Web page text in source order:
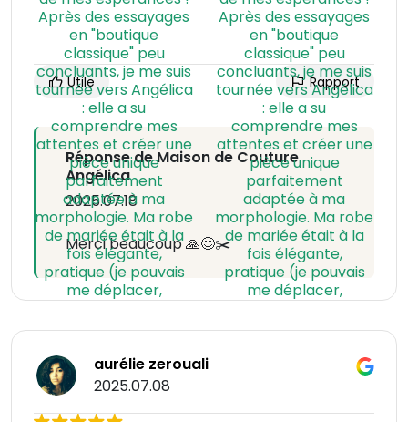
Utile Rapport
Réponse de Maison de Couture
Angélica
2025.07.18
Merci beaucoup 🙏😊✂️
aurélie zerouali
2025.07.08